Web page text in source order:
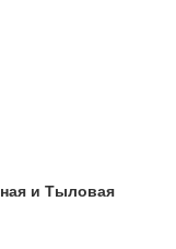
и Тыловая